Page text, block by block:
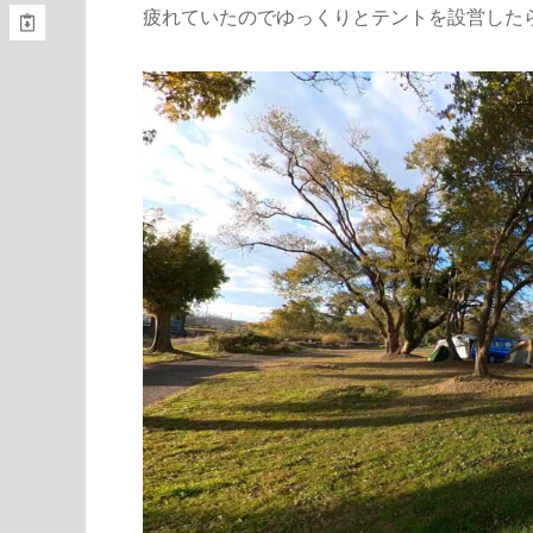
疲れていたのでゆっくりとテントを設営した